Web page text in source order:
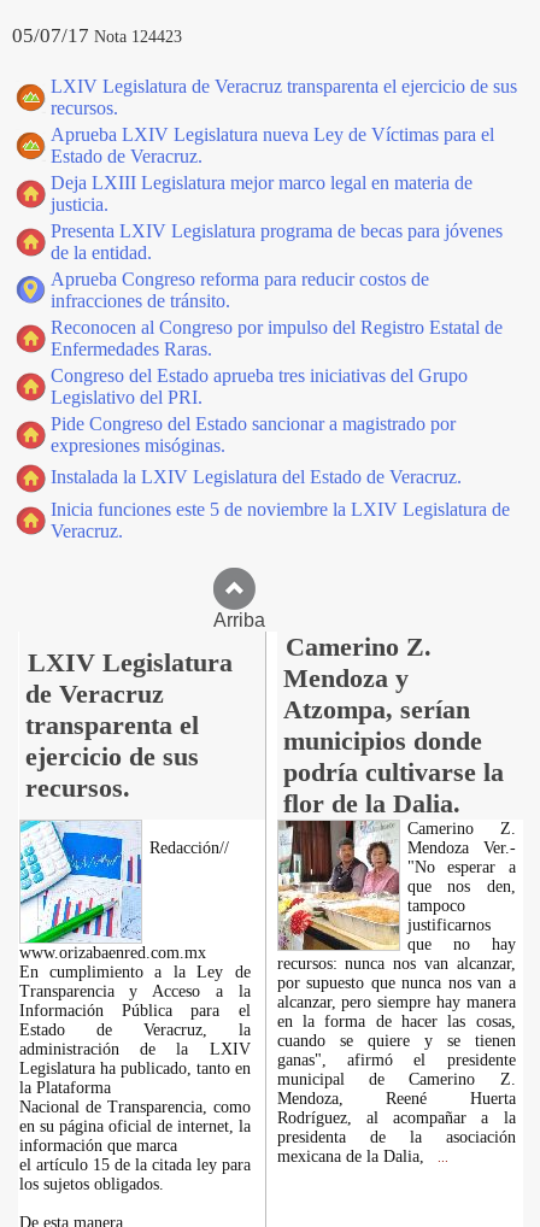
05/07/17 Nota 124423
LXIV Legislatura de Veracruz transparenta el ejercicio de sus
recursos.
Aprueba LXIV Legislatura nueva Ley de Víctimas para el
Estado de Veracruz.
Deja LXIII Legislatura mejor marco legal en materia de
justicia.
Presenta LXIV Legislatura programa de becas para jóvenes
de la entidad.
Aprueba Congreso reforma para reducir costos de
infracciones de tránsito.
Reconocen al Congreso por impulso del Registro Estatal de
Enfermedades Raras.
Congreso del Estado aprueba tres iniciativas del Grupo
Legislativo del PRI.
Pide Congreso del Estado sancionar a magistrado por
expresiones misóginas.
Instalada la LXIV Legislatura del Estado de Veracruz.
Inicia funciones este 5 de noviembre la LXIV Legislatura de
Veracruz.
Arriba
LXIV Legislatura
de Veracruz
transparenta el
ejercicio de sus
recursos.
Camerino Z.
Mendoza y
Atzompa, serían
municipios donde
podría cultivarse la
flor de la Dalia.
Redacción//
www.orizabaenred.com.mx
En cumplimiento a la Ley de
Transparencia y Acceso a la
Información Pública para el
Estado de Veracruz, la
administración de la LXIV
Legislatura ha publicado, tanto en
la Plataforma
Nacional de Transparencia, como
en su página oficial de internet, la
información que marca
el artículo 15 de la citada ley para
los sujetos obligados.
De esta manera,
Camerino Z.
Mendoza Ver.-
"No esperar a
que nos den,
tampoco
justificarnos
que no hay
recursos: nunca nos van alcanzar,
por supuesto que nunca nos van a
alcanzar, pero siempre hay manera
en la forma de hacer las cosas,
cuando se quiere y se tienen
ganas", afirmó el presidente
municipal de Camerino Z.
Mendoza, Reené Huerta
Rodríguez, al acompañar a la
presidenta de la asociación
mexicana de la Dalia,